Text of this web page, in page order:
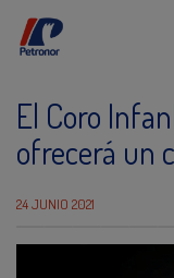
El Coro
ofrecerá un
24 JUNIO 2021